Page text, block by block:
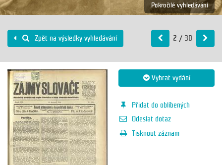
Pokročilé vyhledávání
Zpět na výsledky vyhledávání 2 / 30
Vybrat vydání
Přidat do oblíbených
Odeslat dotaz
Tisknout záznam